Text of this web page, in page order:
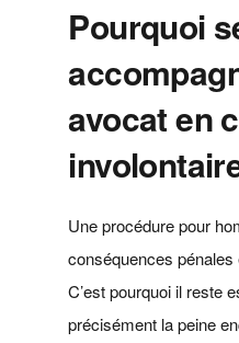
Pourquoi
avocat en
Une procédure pour
conséquences
C’est pourquoi il reste
précisément la peine